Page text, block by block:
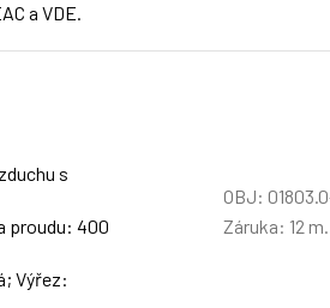
a VDE.
s
proudu: 400
Výřez:
OBJ:
Záruka: 12 m.